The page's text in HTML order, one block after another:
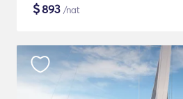
$893 /nat